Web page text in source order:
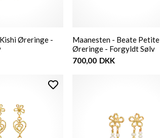
Øreringe -
Maanesten - Beate Petite
Øreringe - Forgyldt Sølv
700,00 DKK